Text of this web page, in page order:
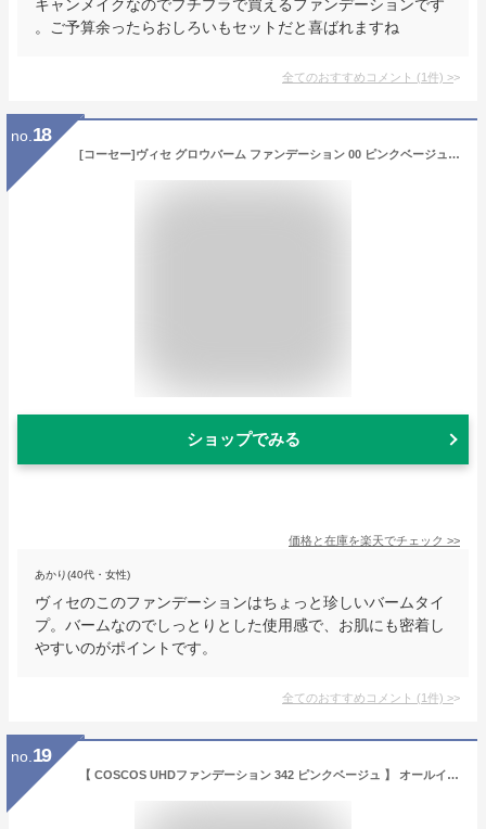
キャンメイクなのでプチプラで買えるファンデーションです
。ご予算余ったらおしろいもセットだと喜ばれますね
全てのおすすめコメント (1件) >
no. 18
[コーセー]ヴィセ グロウバーム ファンデーション 00 ピンクベージュ 15g
ショップでみる
価格と在庫を楽天でチェック >>
あかり(40代・女性)
ヴィセのこのファンデーションはちょっと珍しいバームタイ
プ。バームなのでしっとりとした使用感で、お肌にも密着し
やすいのがポイントです。
全てのおすすめコメント (1件) >
no. 19
【 COSCOS UHDファンデーション 342 ピンクベージュ 】 オールインワン リキッド ファンデーション ブルべ肌 韓国肌 陶器肌カバー力 毛穴レス ウォータープルーフ CICA成分配合 コスプレメイク コスコス (ピンクベージュ)